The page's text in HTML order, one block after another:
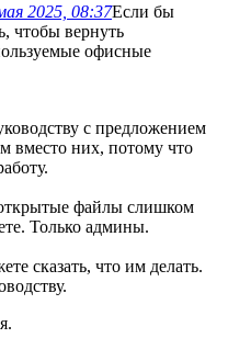
2025, 08:37Если бы
чтобы вернуть
офисные
с предложением
вместо них, потому что
файлы слишком
Только админы.
сказать, что им делать.